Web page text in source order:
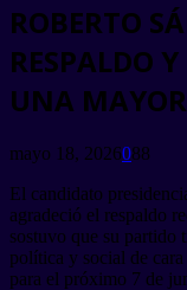
ROBERTO
RESPALDO
UNA
mayo 18, 2026088
El candidato
agradeció el respaldo
sostuvo que su partido
política y social de
para el próximo 7 de